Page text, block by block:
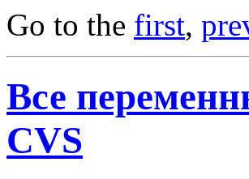
Go to the first,
Все
CVS